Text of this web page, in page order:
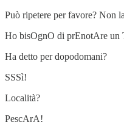
Può ripetere per favore? Non
Ho bisOgnO di prEnotAre
Ha detto per dopodomani?
SSSì!
Località?
PescArA!